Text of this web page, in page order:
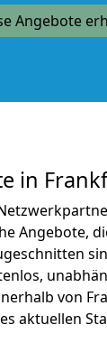
Angebote
in
Angebote,
von
aktuellen